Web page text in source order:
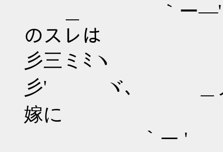
＿ ｀ー―' i!ﾊ
のスレは
彡三ミﾐヽ i! ヽ
彡' ヾ､ ＿ノ i!:::
嫁に
｀ー ' {ﾍラ'